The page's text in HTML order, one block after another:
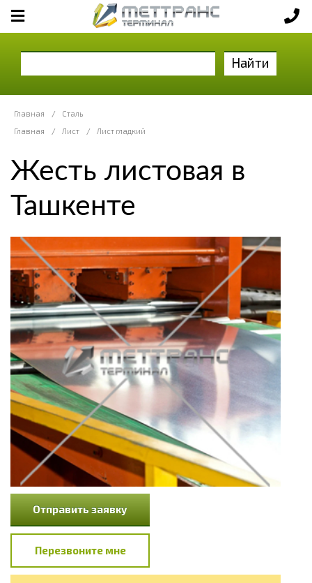
Найти
Главная /
Сталь
Главная
/ Лист / Лист гладкий
Жесть листовая в
Ташкенте
Отправить заявку
Перезвоните мне